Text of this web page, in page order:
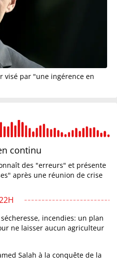
visé par "une ingérence en
continu
des "erreurs" et présente
après une réunion de crise
incendies: un plan
ne laisser aucun agriculteur
Salah à la conquête de la